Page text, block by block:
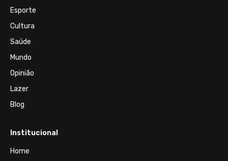
Esporte
Cultura
Saúde
Mundo
Opinião
Lazer
Blog
Institucional
Home